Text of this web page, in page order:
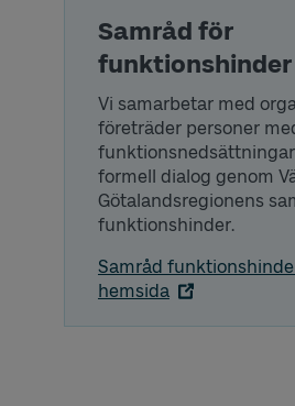
Samråd för
funktionshinder
Vi samarbetar med
företräder personer
formell dialog genom
Götalandsregionens
funktionshinder.
Samråd
hemsida